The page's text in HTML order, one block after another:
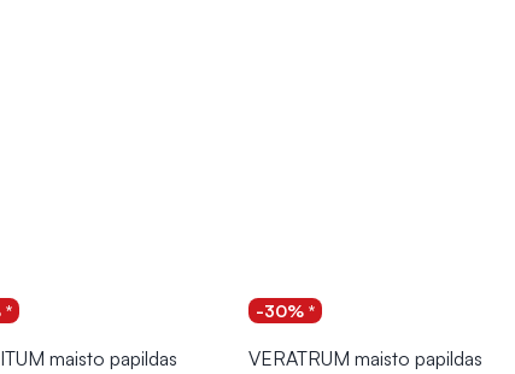
*
maisto papildas
-30% *
VERATRUM maisto papildas